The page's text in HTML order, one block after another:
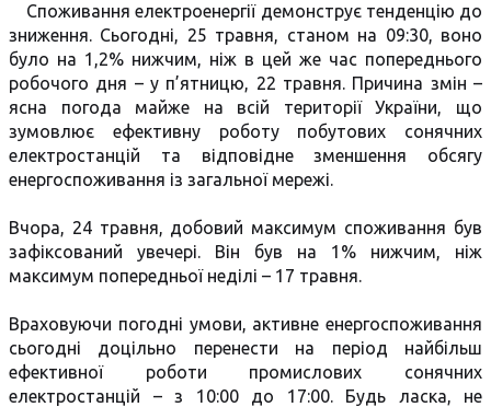
Споживання електроенергії демонструє тенденцію до
зниження. Сьогодні, 25 травня, станом на 09:30, воно
було на 1,2% нижчим, ніж в цей же час попереднього
робочого дня – у п’ятницю, 22 травня. Причина змін –
ясна погода майже на всій території України, що
зумовлює ефективну роботу побутових сонячних
електростанцій та відповідне зменшення обсягу
енергоспоживання із загальної мережі.
Вчора, 24 травня, добовий максимум споживання був
зафіксований увечері. Він був на 1% нижчим, ніж
максимум попередньої неділі – 17 травня.
Враховуючи погодні умови, активне енергоспоживання
сьогодні доцільно перенести на період найбільш
ефективної роботи промислових сонячних
електростанцій – з 10:00 до 17:00. Будь ласка, не